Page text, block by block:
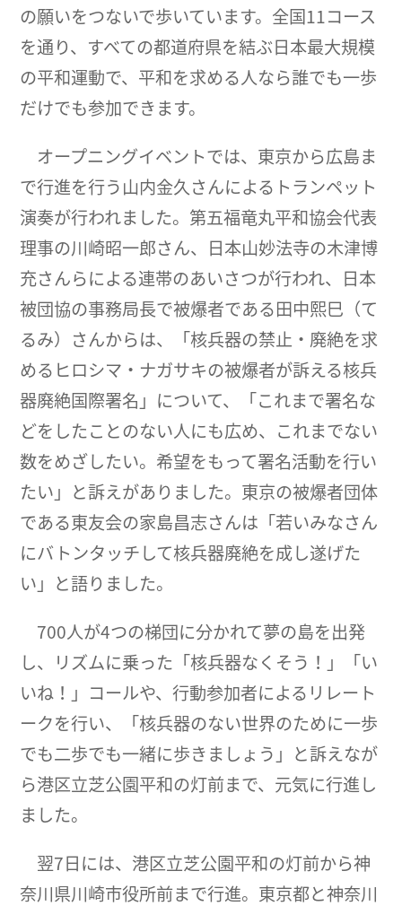
の願いをつないで歩いています。全国11コース
を通り、すべての都道府県を結ぶ日本最大規模
の平和運動で、平和を求める人なら誰でも一歩
だけでも参加できます。
オープニングイベントでは、東京から広島ま
で行進を行う山内金久さんによるトランペット
演奏が行われました。第五福竜丸平和協会代表
理事の川崎昭一郎さん、日本山妙法寺の木津博
充さんらによる連帯のあいさつが行われ、日本
被団協の事務局長で被爆者である田中熙巳（て
るみ）さんからは、「核兵器の禁止・廃絶を求
めるヒロシマ・ナガサキの被爆者が訴える核兵
器廃絶国際署名」について、「これまで署名な
どをしたことのない人にも広め、これまでない
数をめざしたい。希望をもって署名活動を行い
たい」と訴えがありました。東京の被爆者団体
である東友会の家島昌志さんは「若いみなさん
にバトンタッチして核兵器廃絶を成し遂げた
い」と語りました。
700人が4つの梯団に分かれて夢の島を出発
し、リズムに乗った「核兵器なくそう！」「い
いね！」コールや、行動参加者によるリレート
ークを行い、「核兵器のない世界のために一歩
でも二歩でも一緒に歩きましょう」と訴えなが
ら港区立芝公園平和の灯前まで、元気に行進し
ました。
翌7日には、港区立芝公園平和の灯前から神
奈川県川崎市役所前まで行進。東京都と神奈川